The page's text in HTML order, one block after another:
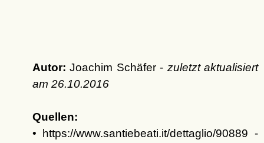
Autor: Joachim Schäfer - zuletzt aktualisiert
am 26.10.2016
Quellen:
• https://www.santiebeati.it/dettaglio/90889 -